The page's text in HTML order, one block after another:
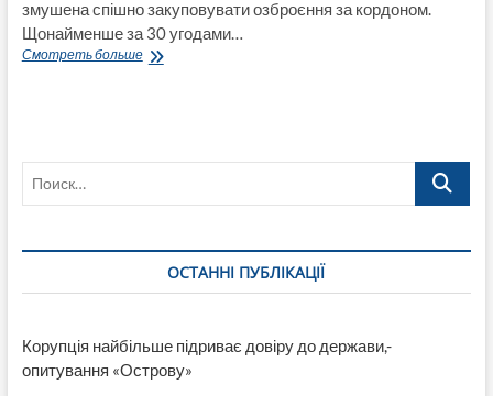
змушена спішно закуповувати озброєння за кордоном.
Щонайменше за 30 угодами…
Смотреть большеDW:
зброї
кордоном
Поиск…
ОСТАННІ ПУБЛІКАЦІЇ
Корупція найбільше підриває довіру до держави,-
опитування «Острову»